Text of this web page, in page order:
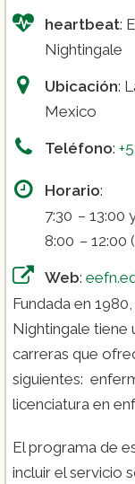
heartbeat:
Nightingale
Ubicación:
Mexico
Teléfono:
Horario:
7:30 – 13:00
8:00 – 12:00
Web:
Fundada en
Nightingale tiene
carreras que
siguientes:
licenciatura en
El programa de
incluir el servicio